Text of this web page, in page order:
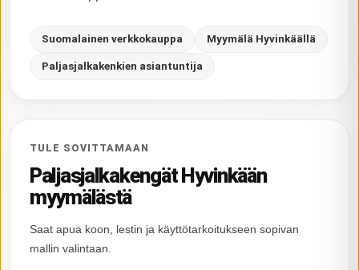
Suomalainen verkkokauppa Myymälä Hyvinkäällä
Paljasjalkakenkien asiantuntija
TULE SOVITTAMAAN
Paljasjalkakengät Hyvinkään
myymälästä
Saat apua koon, lestin ja käyttötarkoitukseen sopivan
mallin valintaan.